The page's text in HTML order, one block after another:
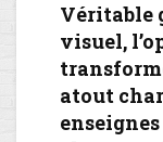
Véritable
visuel,
atout